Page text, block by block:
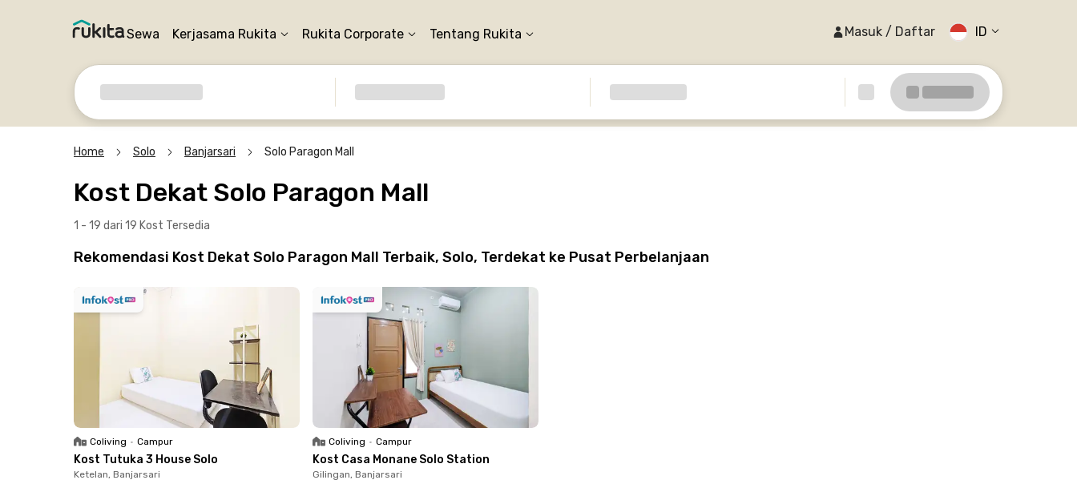
Sewa Kerjasama Rukita Rukita Corporate Tentang Rukita Masuk / Daftar ID
Home Solo Banjarsari Solo Paragon Mall
Kost Dekat Solo Paragon Mall
1 - 19 dari 19 Kost Tersedia
Rekomendasi Kost Dekat Solo Paragon Mall Terbaik, Solo, Terdekat ke Pusat Perbelanjaan
Coliving • Campur
Kost Tutuka 3 House Solo
Ketelan, Banjarsari
Coliving • Campur
Kost Casa Monane Solo Station
Gilingan, Banjarsari